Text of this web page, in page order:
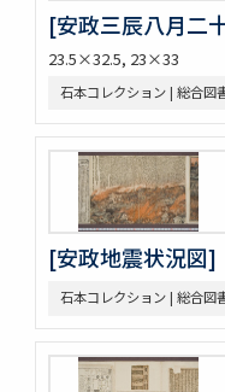
[安政三辰八月二
23.5×32.5, 23×33
石本コレクション | 総合図
[安政地震状況図]
石本コレクション | 総合図